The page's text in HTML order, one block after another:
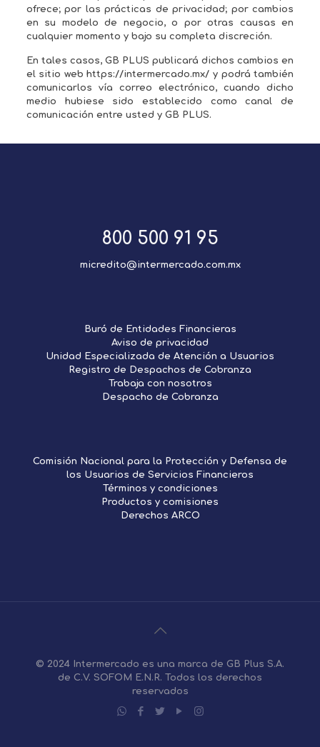
ofrece; por las prácticas de privacidad; por cambios
en su modelo de negocio, o por otras causas en
cualquier momento y bajo su completa discreción.
En tales casos, GB PLUS publicará dichos cambios en
el sitio web https://intermercado.mx/ y podrá también
comunicarlos vía correo electrónico, cuando dicho
medio hubiese sido establecido como canal de
comunicación entre usted y GB PLUS.
800 500 91 95
micredito@intermercado.com.mx
Buró de Entidades Financieras
Aviso de privacidad
Unidad Especializada de Atención a Usuarios
Registro de Despachos de Cobranza
Trabaja con nosotros
Despacho de Cobranza
Comisión Nacional para la Protección y Defensa de
los Usuarios de Servicios Financieros
Términos y condiciones
Productos y comisiones
Derechos ARCO
© 2024 Intermercado es una marca de GB Plus S.A.
de C.V. SOFOM E.N.R. Todos los derechos
reservados